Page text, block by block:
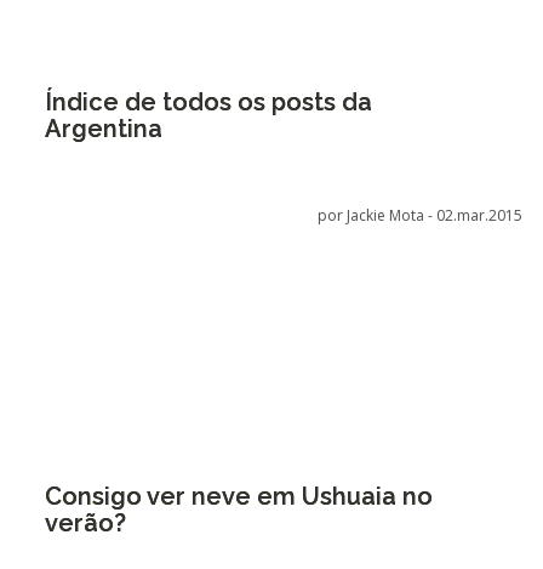
Índice de todos os posts da
Argentina
por Jackie Mota - 02.mar.2015
Consigo ver neve em Ushuaia no
verão?